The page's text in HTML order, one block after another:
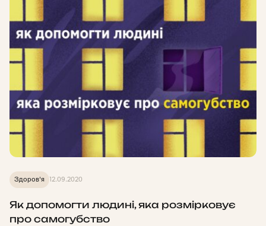
Здоров'я 12.09.2020
Як допомогти людині, яка розмірковує
про самогубство